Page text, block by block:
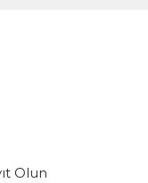
Olun